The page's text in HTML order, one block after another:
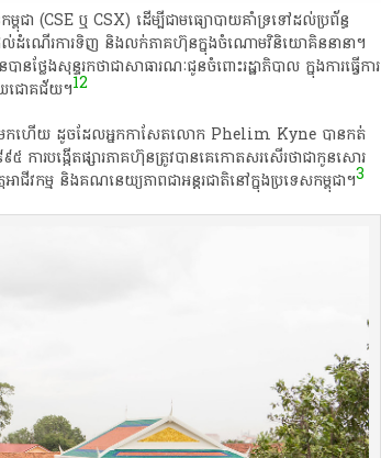
ម្ពុជា​ (CSE​ ឬ​ ​CSX)​ ដើម្បី​ជា​មធ្យោបាយ​គាំទ្រ​ទៅ​ដល់​ប្រព័ន្ធ​
ដល់​ដំណើរការ​ទិញ​ និង​លក់​ភាគហ៊ុន​ក្នុង​ចំណោម​វិនិយោគិន​នានា​។​
លែង​សុន្ទរកថា​ជា​សាធារណៈ​ជូន​ចំពោះ​រដ្ឋាភិបាល​ ក្នុង​ការ​ធ្វើការ​
យ​ជោគជ័យ​។​12
មក​ហើយ​ ដូចដែល​អ្នកកាសែត​លោក​ Phelim​ Kyne​ បាន​កត់​
ការ​បង្កើត​ផ្សារភាគហ៊ុន​ត្រូវ​បាន​គេ​កោតសរសើរ​ថា​ជា​កូនសោរ​
ាជីវកម្ម​ និង​គណនេយ្យ​ភាព​ជា​អន្តរជាតិ​នៅ​ក្នុង​ប្រទេស​កម្ពុជា​។3